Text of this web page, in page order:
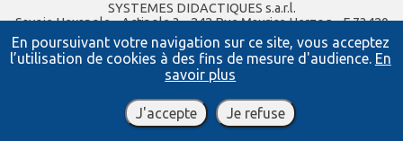
En poursuivant votre navigation sur ce site, vous acceptez
l’utilisation de cookies à des fins de mesure d'audience. En
savoir plus
J'accepte Je refuse
SYSTEMES DIDACTIQUES s.a.r.l.
Savoie Hexapole - Actipole 3 - 242 Rue Maurice Herzog - F 73420
VIVIERS DU LAC
Tel : 04 56 42 80 70| Fax :04 56 42 80 71
xavier.granjon@systemes-didactiques.fr
www.systemes-didactiques.fr